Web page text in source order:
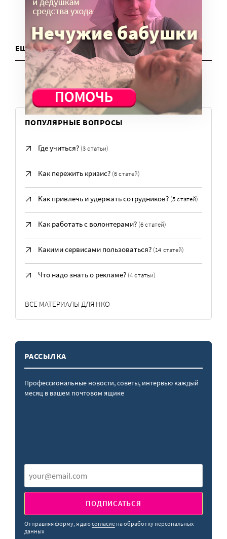
ЕЩЕ ДЛЯ НКО
ПОПУЛЯРНЫЕ ВОПРОСЫ
Где учиться? (3 статьи)
Как пережить кризис? (6 статей)
Как привлечь и удержать сотрудников? (5 статей)
Как работать с волонтерами? (6 статей)
Какими сервисами пользоваться? (14 статей)
Что надо знать о рекламе? (4 статьи)
ВСЕ МАТЕРИАЛЫ ДЛЯ НКО
РАССЫЛКА
Профессиональные новости, советы, интервью каждый
месяц в вашем почтовом ящике
ПОДПИСАТЬСЯ
Отправляя форму, я даюсогласие на обработку персональных
данных